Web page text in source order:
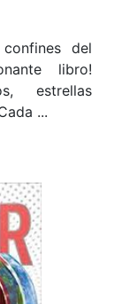
del
libro!
estrellas
...